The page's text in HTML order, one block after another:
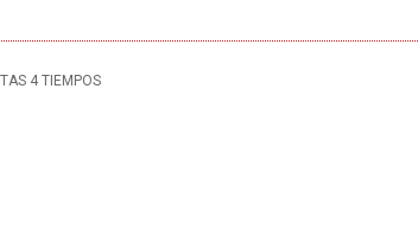
4 TIEMPOS